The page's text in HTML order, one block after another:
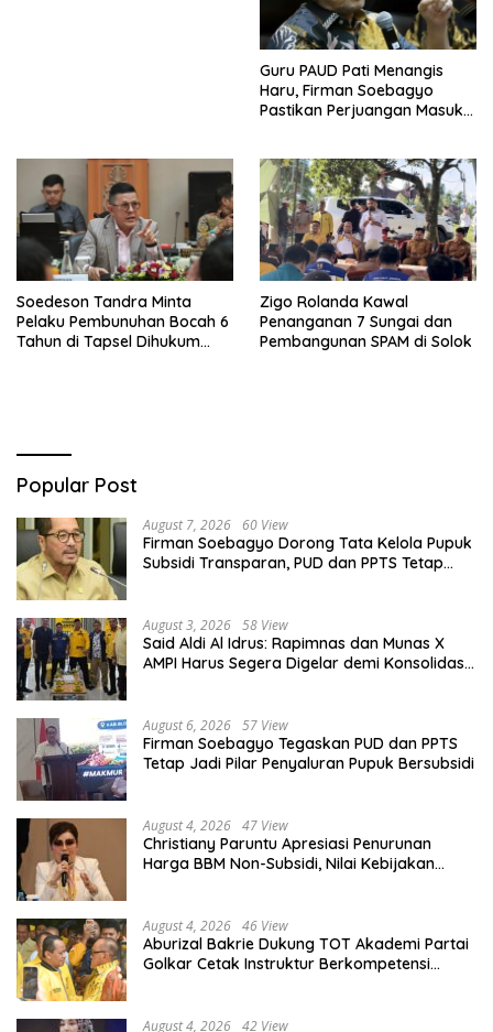
Guru PAUD Pati Menangis
Haru, Firman Soebagyo
Pastikan Perjuangan Masuk
Soedeson Tandra Minta
Pelaku Pembunuhan Bocah 6
Tahun di Tapsel Dihukum
Zigo Rolanda Kawal
Penanganan 7 Sungai dan
Pembangunan SPAM di Solok
Popular Post
August 7, 2026 60 View
Firman Soebagyo Dorong Tata Kelola Pupuk
Subsidi Transparan, PUD dan PPTS Tetap
August 3, 2026 58 View
Said Aldi Al Idrus: Rapimnas dan Munas X
AMPI Harus Segera Digelar demi Konsolidasi
August 6, 2026 57 View
Firman Soebagyo Tegaskan PUD dan PPTS
Tetap Jadi Pilar Penyaluran Pupuk Bersubsidi
August 4, 2026 47 View
Christiany Paruntu Apresiasi Penurunan
Harga BBM Non-Subsidi, Nilai Kebijakan
August 4, 2026 46 View
Aburizal Bakrie Dukung TOT Akademi Partai
Golkar Cetak Instruktur Berkompetensi
August 4, 2026 42 View